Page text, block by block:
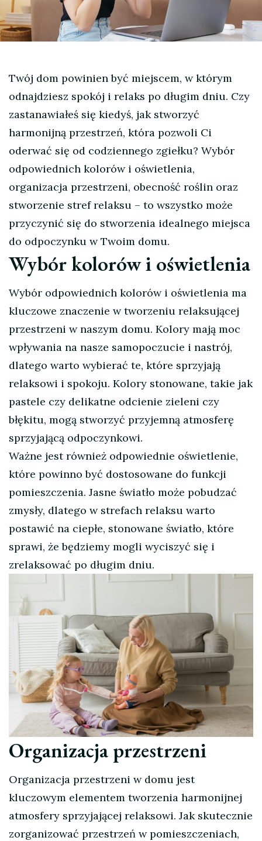
Twój dom powinien być miejscem, w którym
odnajdziesz spokój i relaks po długim dniu. Czy
zastanawiałeś się kiedyś, jak stworzyć
harmonijną przestrzeń, która pozwoli Ci
oderwać się od codziennego zgiełku? Wybór
odpowiednich kolorów i oświetlenia,
organizacja przestrzeni, obecność roślin oraz
stworzenie stref relaksu – to wszystko może
przyczynić się do stworzenia idealnego miejsca
do odpoczynku w Twoim domu.
Wybór kolorów i oświetlenia
Wybór odpowiednich kolorów i oświetlenia ma
kluczowe znaczenie w tworzeniu relaksującej
przestrzeni w naszym domu. Kolory mają moc
wpływania na nasze samopoczucie i nastrój,
dlatego warto wybierać te, które sprzyjają
relaksowi i spokoju. Kolory stonowane, takie jak
pastele czy delikatne odcienie zieleni czy
błękitu, mogą stworzyć przyjemną atmosferę
sprzyjającą odpoczynkowi.
Ważne jest również odpowiednie oświetlenie,
które powinno być dostosowane do funkcji
pomieszczenia. Jasne światło może pobudzać
zmysły, dlatego w strefach relaksu warto
postawić na ciepłe, stonowane światło, które
sprawi, że będziemy mogli wyciszyć się i
zrelaksować po długim dniu.
Organizacja przestrzeni
Organizacja przestrzeni w domu jest
kluczowym elementem tworzenia harmonijnej
atmosfery sprzyjającej relaksowi. Jak skutecznie
zorganizować przestrzeń w pomieszczeniach,